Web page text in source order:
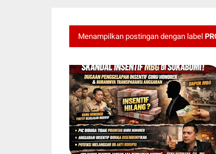
Menampilkan postingan dengan label